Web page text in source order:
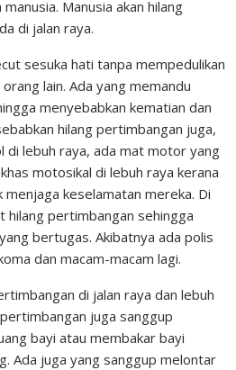
Manusia akan hilang
di jalan raya.
sesuka hati tanpa mempedulikan
lain. Ada yang memandu
menyebabkan kematian dan
hilang pertimbangan juga,
di lebuh raya, ada mat motor yang
motosikal di lebuh raya kerana
keselamatan mereka. Di
hilang pertimbangan sehingga
bertugas. Akibatnya ada polis
dan macam-macam lagi.
di jalan raya dan lebuh
juga sanggup
bayi atau membakar bayi
Ada juga yang sanggup melontar